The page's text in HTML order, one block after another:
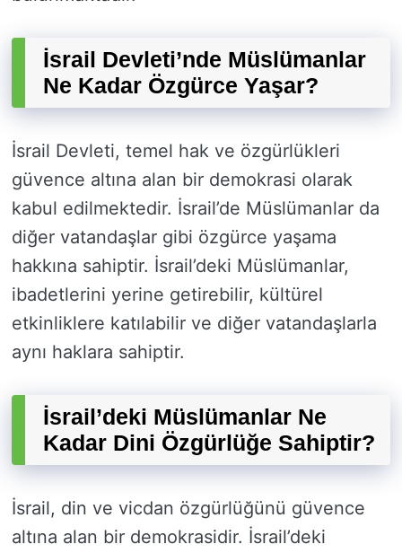
İsrail Devleti’nde Müslümanlar
Ne Kadar Özgürce Yaşar?
İsrail Devleti, temel hak ve özgürlükleri
güvence altına alan bir demokrasi olarak
kabul edilmektedir. İsrail’de Müslümanlar da
diğer vatandaşlar gibi özgürce yaşama
hakkına sahiptir. İsrail’deki Müslümanlar,
ibadetlerini yerine getirebilir, kültürel
etkinliklere katılabilir ve diğer vatandaşlarla
aynı haklara sahiptir.
İsrail’deki Müslümanlar Ne
Kadar Dini Özgürlüğe Sahiptir?
İsrail, din ve vicdan özgürlüğünü güvence
altına alan bir demokrasidir. İsrail’deki